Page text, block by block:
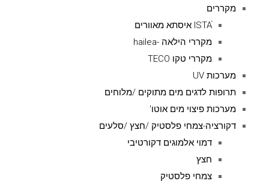
מקררים
ISTAׁׂ איסתא מאוורים
מקררי הילאה -hailea
מקררי טקו TECO
מערכות UV
תרופות לדגים מים מתוקים /מלוחים
מערכות פיצוי מים אוטו'
דקורציה-צמחי פלסטיק /חצץ /סלעים
דמוי אלמוגים דקורטיבי
חצץ
צמחי פלסטיק